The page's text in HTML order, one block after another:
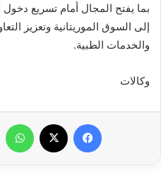
بما يفتح المجال أمام تسريع دخول
إلى السوق الموريتانية وتعزيز
والخدمات الطبية.
وكالات
فيسبوك